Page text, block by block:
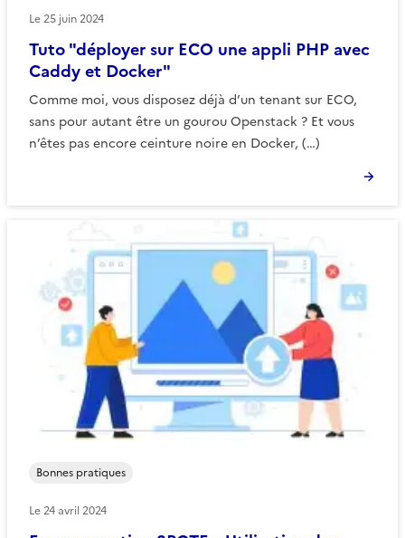
Tuto "déployer sur ECO une appli PHP avec
Caddy et Docker"
Comme moi, vous disposez déjà d’un tenant sur ECO,
sans pour autant être un gourou Openstack ? Et vous
n’êtes pas encore ceinture noire en Docker, (…)
Le25 juin 2024
Bonnes pratiques
Le24 avril 2024